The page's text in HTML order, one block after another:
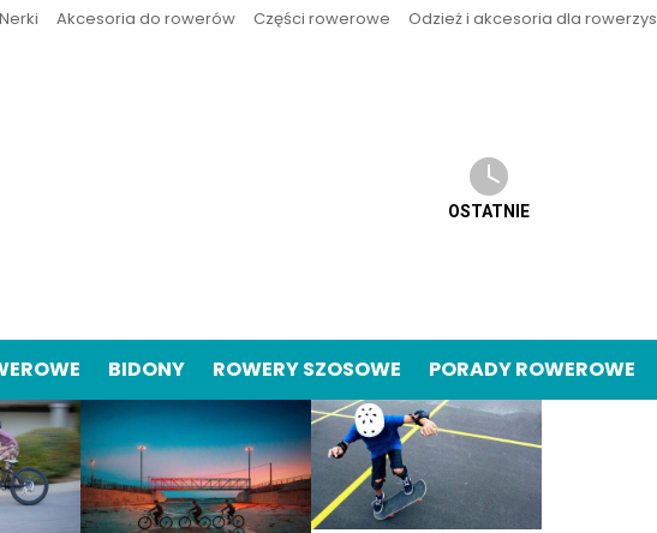
Nerki Akcesoria do rowerów Części rowerowe Odzież i akcesoria dla
OSTATNIE
BIDONY ROWERY SZOSOWE PORADY ROWEROWE